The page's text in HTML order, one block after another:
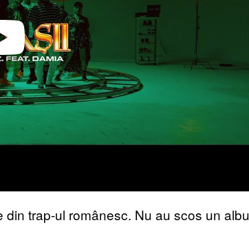
trap-ul românesc. Nu au scos un